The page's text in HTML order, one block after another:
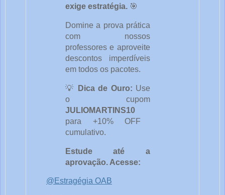
exige estratégia.🎯
Domine a prova prática
com nossos
professores e aproveite
descontos imperdíveis
em todos os pacotes.
💡 Dica de Ouro: Use
o cupom
JULIOMARTINS10
para +10% OFF
cumulativo.
Estude até a
aprovação. Acesse:
@Estragégia OAB